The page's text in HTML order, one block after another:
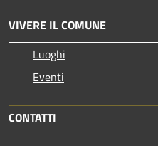
VIVERE IL COMUNE
Luoghi
Eventi
CONTATTI